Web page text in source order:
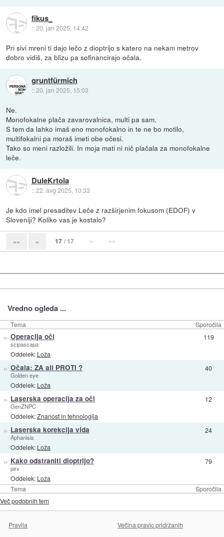
fikus_
::20. jan 2025, 14:42
Pri sivi mreni ti dajo lečo z dioptrijo s katero na nekam metrov
dobro vidiš, za blizu pa sofinancirajo očala.
gruntfürmich
::20. jan 2025, 15:03
Ne.
Monofokalne plača zavarovalnica, multi pa sam.
S tem da lahko imaš eno monofokalno in te ne bo motilo,
multifokalni pa moraš imeti obe očesi.
Tako so meni razložili. In moja mati ni nič plačala za monofokalne
leče.
DuleKrtola
::22. avg 2025, 10:33
Je kdo imel presaditev Leče z razširjenim fokusom (EDOF) v
Sloveniji? Koliko vas je kostalo?
«« « 17 / 17 » »»
Vredno ogleda ...
Tema Sporočila
Tema Sporočila
» Operacija oči
scipascapa
Oddelek: Loža
119
» Očala: ZA ali PROTI ?
Golden eye
Oddelek: Loža
40
» Laserska operacija za oči
GenZNPC
Oddelek:Znanost in tehnologija
12
» Laserska korekcija vida
Aphanisis
Oddelek: Loža
24
» Kako odstraniti dioptrijo?
pirx
Oddelek: Loža
79
Več podobnih tem
Pravila
Večina pravic pridržanih